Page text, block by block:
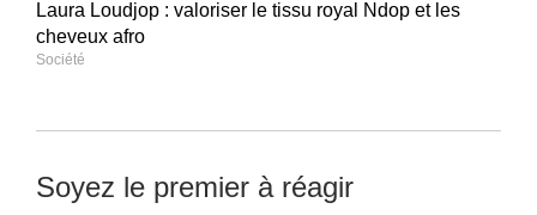
Laura Loudjop : valoriser le tissu royal Ndop et les
cheveux afro
Société
Soyez le premier à réagir